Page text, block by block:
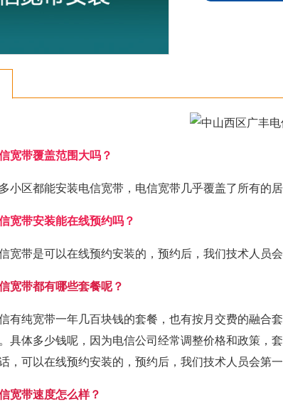
宽带覆盖范围大吗？
小区都能安装电信宽带，电信宽带几乎覆盖了所有的
宽带安装能在线预约吗？
宽带是可以在线预约安装的，预约后，我们技术人员会
宽带都有哪些套餐呢？
有纯宽带一年几百块钱的套餐，也有按月交费的融合
具体多少钱呢，因为电信公司经常调整价格和政策，
，可以在线预约安装的，预约后，我们技术人员会第一
宽带速度怎么样？